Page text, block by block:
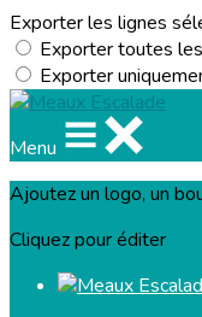
Exporter les lignes
Exporter toutes
Exporter
Menu
Ajoutez un logo, un
Cliquez pour éditer